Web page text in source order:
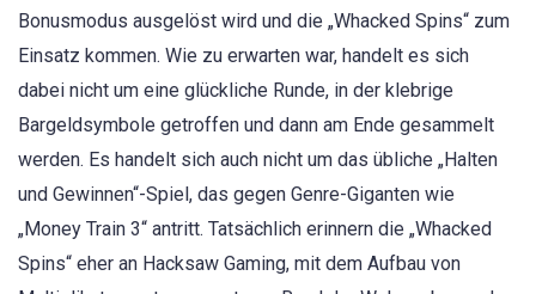
Bonusmodus ausgelöst wird und die „Whacked Spins“ zum
Einsatz kommen. Wie zu erwarten war, handelt es sich
dabei nicht um eine glückliche Runde, in der klebrige
Bargeldsymbole getroffen und dann am Ende gesammelt
werden. Es handelt sich auch nicht um das übliche „Halten
und Gewinnen“-Spiel, das gegen Genre-Giganten wie
„Money Train 3“ antritt. Tatsächlich erinnern die „Whacked
Spins“ eher an Hacksaw Gaming, mit dem Aufbau von